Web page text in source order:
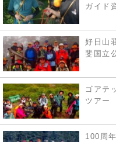
ガイド
好日山
斐国立
ゴアテ
ツアー
100周